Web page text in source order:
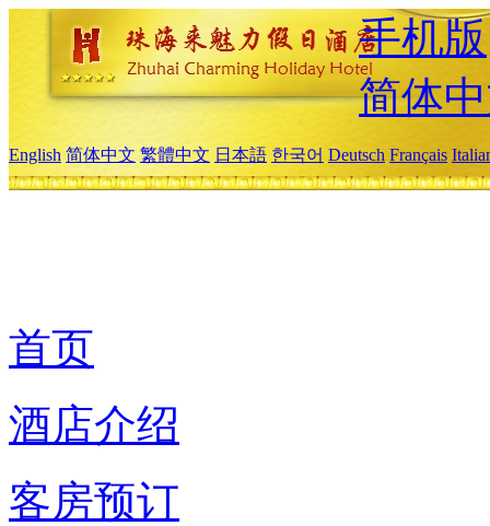
手机版
简体
English 简体中文 繁體中文 日本語 한국어 Deutsch Français
首页
酒店介绍
客房预订